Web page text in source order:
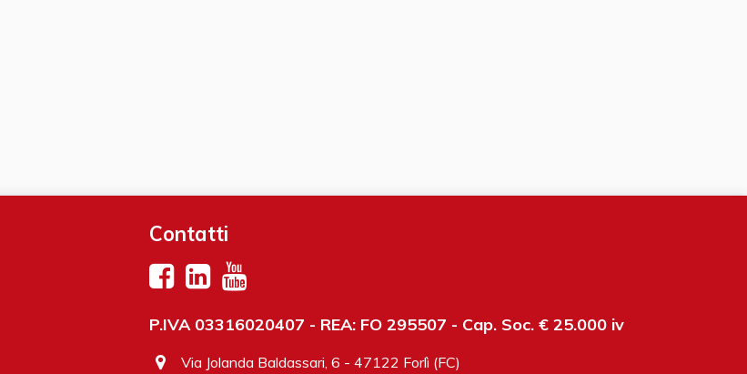
Contatti
P.IVA 03316020407 - REA: FO 295507 - Cap. Soc. € 25.000 iv
Via Jolanda Baldassari, 6 - 47122 Forlì (FC)